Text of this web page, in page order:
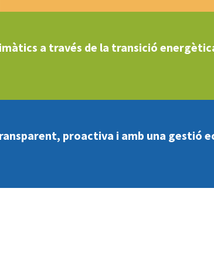
a través de la transició
proactiva i amb una gestió